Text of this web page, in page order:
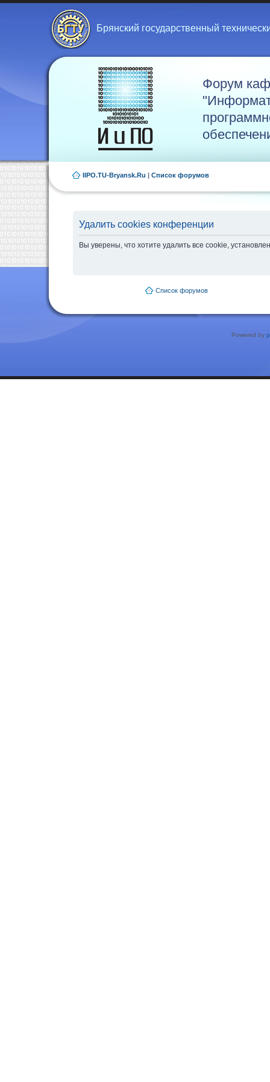
Брянский государственный
Форум
IIPO.TU-Bryansk.Ru | Список форумов
Удалить cookies конференции
Вы уверены, что хотите удалить все cookie,
Список форумов
Powered by